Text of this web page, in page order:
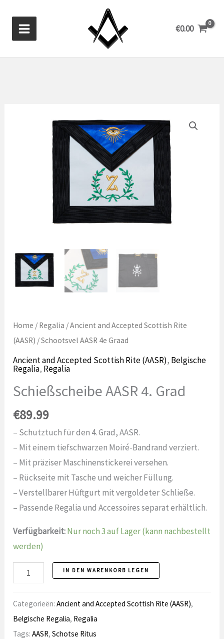
Inhalt
springen
€0.00
Home / Regalia /Ancient and Accepted Scottish Rite
(AASR) / Schootsvel AASR 4e Graad
Ancient and Accepted Scottish Rite (AASR), Belgische
Regalia, Regalia
Schießscheibe AASR 4. Grad
€89.99
– Schutztuch für den 4. Grad, AASR.
– Mit einem tiefschwarzen Moiré-Bandrand verziert.
– Mit präziser Maschinenstickerei versehen.
– Rückseite mit Tasche und weicher Füllung.
– Verstellbarer Hüftgurt mit vergoldeter Schließe.
– Passende Regalia und Accessoires separat erhältlich.
Verfügbarkeit:Nur noch 3 auf Lager (kann nachbestellt
werden)
Schootsvel
AASR
4.
Grad
Anzahl
IN DEN WARENKORB LEGEN
Categorieën:Ancient and Accepted Scottish Rite (AASR),
Belgische Regalia, Regalia
Tags:AASR,Schotse Ritus